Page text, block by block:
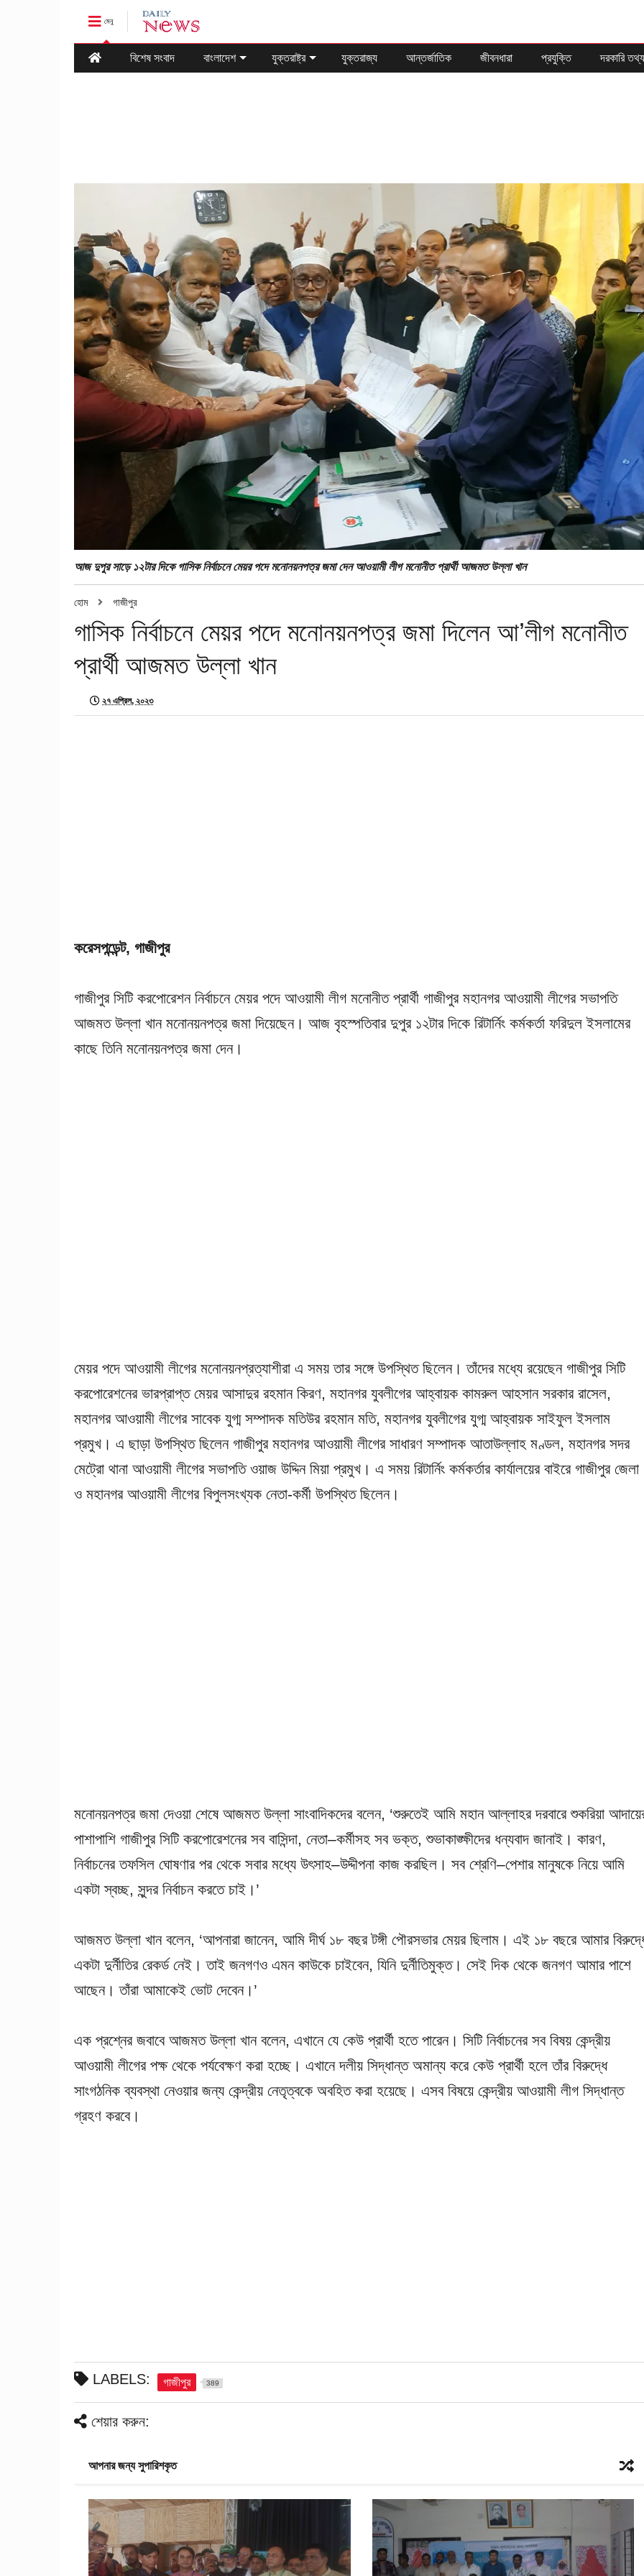
মেনু
বিশেষ সংবাদ বাংলাদেশ যুক্তরাষ্ট্র যুক্তরাজ্য আন্তর্জাতিক জীবনধারা প্রযুক্তি দরকারি তথ্য
আজ দুপুর সাড়ে ১২টার দিকে গাসিক নির্বাচনে মেয়র পদে মনোনয়নপত্র জমা দেন আওয়ামী লীগ মনোনীত প্রার্থী আজমত উল্লা খান
হোম গাজীপুর
গাসিক নির্বাচনে মেয়র পদে মনোনয়নপত্র জমা দিলেন আ’লীগ মনোনীত
প্রার্থী আজমত উল্লা খান
২৭ এপ্রিল, ২০২৩
করেসপন্ডেন্ট, গাজীপুর
গাজীপুর সিটি করপোরেশন নির্বাচনে মেয়র পদে আওয়ামী লীগ মনোনীত প্রার্থী গাজীপুর মহানগর আওয়ামী লীগের সভাপতি
আজমত উল্লা খান মনোনয়নপত্র জমা দিয়েছেন। আজ বৃহস্পতিবার দুপুর ১২টার দিকে রিটার্নিং কর্মকর্তা ফরিদুল ইসলামের
কাছে তিনি মনোনয়নপত্র জমা দেন।
মেয়র পদে আওয়ামী লীগের মনোনয়নপ্রত্যাশীরা এ সময় তার সঙ্গে উপস্থিত ছিলেন। তাঁদের মধ্যে রয়েছেন গাজীপুর সিটি
করপোরেশনের ভারপ্রাপ্ত মেয়র আসাদুর রহমান কিরণ, মহানগর যুবলীগের আহ্বায়ক কামরুল আহসান সরকার রাসেল,
মহানগর আওয়ামী লীগের সাবেক যুগ্ম সম্পাদক মতিউর রহমান মতি, মহানগর যুবলীগের যুগ্ম আহ্বায়ক সাইফুল ইসলাম
প্রমুখ। এ ছাড়া উপস্থিত ছিলেন গাজীপুর মহানগর আওয়ামী লীগের সাধারণ সম্পাদক আতাউল্লাহ মণ্ডল, মহানগর সদর
মেট্রো থানা আওয়ামী লীগের সভাপতি ওয়াজ উদ্দিন মিয়া প্রমুখ। এ সময় রিটার্নিং কর্মকর্তার কার্যালয়ের বাইরে গাজীপুর জেলা
ও মহানগর আওয়ামী লীগের বিপুলসংখ্যক নেতা-কর্মী উপস্থিত ছিলেন।
মনোনয়নপত্র জমা দেওয়া শেষে আজমত উল্লা সাংবাদিকদের বলেন, ‘শুরুতেই আমি মহান আল্লাহর দরবারে শুকরিয়া
পাশাপাশি গাজীপুর সিটি করপোরেশনের সব বাসিন্দা, নেতা–কর্মীসহ সব ভক্ত, শুভাকাঙ্ক্ষীদের ধন্যবাদ জানাই। কারণ,
নির্বাচনের তফসিল ঘোষণার পর থেকে সবার মধ্যে উৎসাহ–উদ্দীপনা কাজ করছিল। সব শ্রেণি–পেশার মানুষকে নিয়ে আমি
একটা স্বচ্ছ, সুন্দর নির্বাচন করতে চাই।’
আজমত উল্লা খান বলেন, ‘আপনারা জানেন, আমি দীর্ঘ ১৮ বছর টঙ্গী পৌরসভার মেয়র ছিলাম। এই ১৮ বছরে আমার
একটা দুর্নীতির রেকর্ড নেই। তাই জনগণও এমন কাউকে চাইবেন, যিনি দুর্নীতিমুক্ত। সেই দিক থেকে জনগণ আমার পাশে
আছেন। তাঁরা আমাকেই ভোট দেবেন।’
এক প্রশ্নের জবাবে আজমত উল্লা খান বলেন, এখানে যে কেউ প্রার্থী হতে পারেন। সিটি নির্বাচনের সব বিষয় কেন্দ্রীয়
আওয়ামী লীগের পক্ষ থেকে পর্যবেক্ষণ করা হচ্ছে। এখানে দলীয় সিদ্ধান্ত অমান্য করে কেউ প্রার্থী হলে তাঁর বিরুদ্ধে
সাংগঠনিক ব্যবস্থা নেওয়ার জন্য কেন্দ্রীয় নেতৃত্বকে অবহিত করা হয়েছে। এসব বিষয়ে কেন্দ্রীয় আওয়ামী লীগ সিদ্ধান্ত
গ্রহণ করবে।
LABELS: গাজীপুর 389
শেয়ার করুন:
আপনার জন্য সুপারিশকৃত